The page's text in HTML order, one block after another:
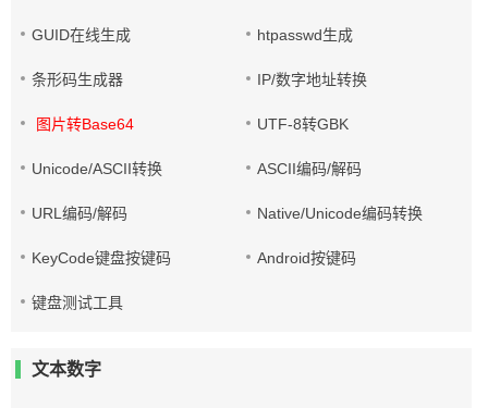
GUID在线生成 htpasswd生成
条形码生成器 IP/数字地址转换
图片转Base64 UTF-8转GBK
Unicode/ASCII转换 ASCII编码/解码
URL编码/解码 Native/Unicode编码转换
KeyCode键盘按键码 Android按键码
键盘测试工具
文本数字